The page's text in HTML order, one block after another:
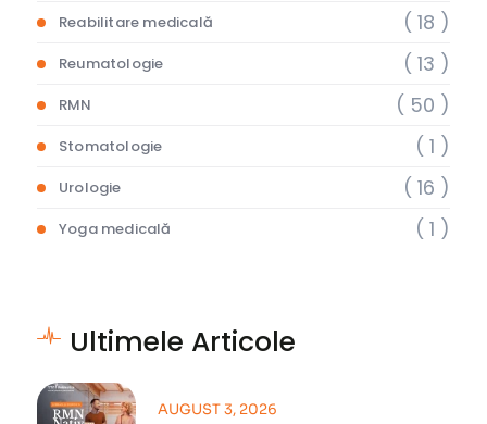
Reabilitare medicală ( 18 )
Reumatologie ( 13 )
RMN ( 50 )
Stomatologie ( 1 )
Urologie ( 16 )
Yoga medicală ( 1 )
Ultimele Articole
AUGUST 3, 2026